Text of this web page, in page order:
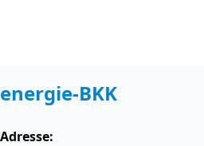
energie-BKK
Adresse: